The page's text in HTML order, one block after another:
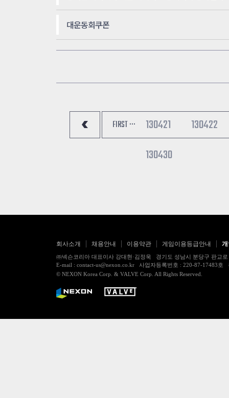
대운동회쿠폰
FIRST ··· 130421
130422
130430
회사소개 채용안내 이용약관 게임이용등급안내
㈜넥슨코리아 대표이사 강대현·김정욱 경기도 성남시 분당구 판교
E-mail : contact-us@nexon.co.kr 사업자등록번호 : 220-87-17483
© NEXON Korea Corp. & VALVE Corp. All Rights Reserved.